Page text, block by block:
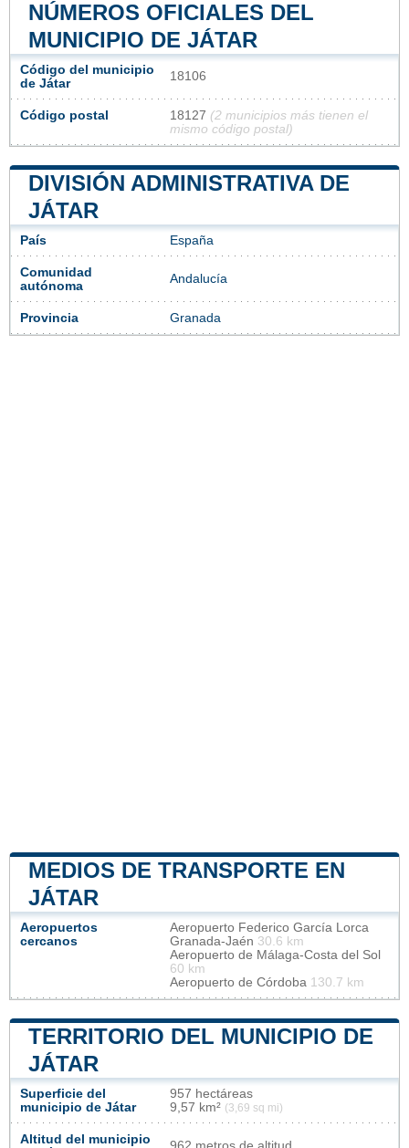
NÚMEROS OFICIALES DEL
MUNICIPIO DE JÁTAR
Código del municipio
de Játar
18106
Código postal 18127 (2 municipios más tienen el
mismo código postal)
DIVISIÓN ADMINISTRATIVA DE
JÁTAR
País España
Comunidad
autónoma
Andalucía
Provincia Granada
MEDIOS DE TRANSPORTE EN
JÁTAR
Aeropuertos
cercanos
Aeropuerto Federico García Lorca
Granada-Jaén 30.6 km
Aeropuerto de Málaga-Costa del Sol
60 km
Aeropuerto de Córdoba 130.7 km
TERRITORIO DEL MUNICIPIO DE
JÁTAR
Superficie del
municipio de Játar
957 hectáreas
9,57 km² (3,69 sq mi)
Altitud del municipio